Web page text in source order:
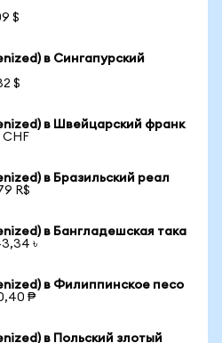
$
в Сингапурский
$
в Швейцарский франк
CHF
в Бразильский реал
R$
в Бангладешская така
৳
в Филиппинское песо
₱
в Польский злотый